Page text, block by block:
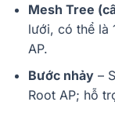
Mesh Tree
lưới, có thể là
AP.
Bước nhảy–
Root AP; hỗ